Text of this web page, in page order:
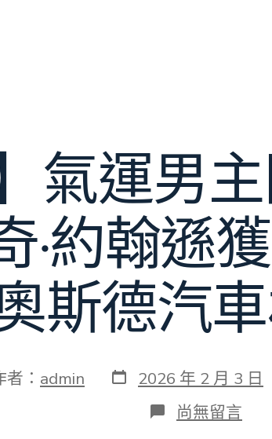
】氣運男
·約翰遜
斯德汽
者： admin 發
表
2026 年 2 月 3 日
在
〈【NBA】
尚無留言